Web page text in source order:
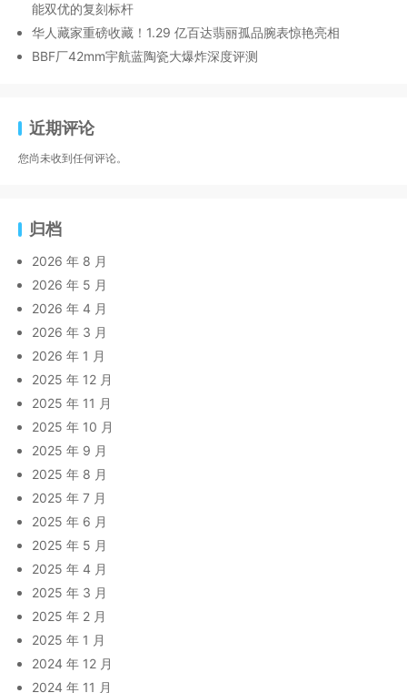
能双优的复刻标杆
华人藏家重磅收藏！1.29 亿百达翡丽孤品腕表惊艳亮相
BBF厂42mm宇航蓝陶瓷大爆炸深度评测
近期评论
您尚未收到任何评论。
归档
2026 年 8 月
2026 年 5 月
2026 年 4 月
2026 年 3 月
2026 年 1 月
2025 年 12 月
2025 年 11 月
2025 年 10 月
2025 年 9 月
2025 年 8 月
2025 年 7 月
2025 年 6 月
2025 年 5 月
2025 年 4 月
2025 年 3 月
2025 年 2 月
2025 年 1 月
2024 年 12 月
2024 年 11 月